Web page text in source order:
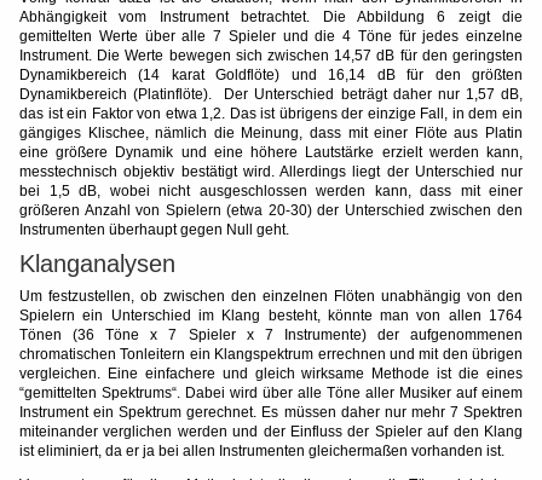
Abhängigkeit vom Instrument betrachtet. Die Abbildung 6 zeigt die
gemittelten Werte über alle 7 Spieler und die 4 Töne für jedes einzelne
Instrument. Die Werte bewegen sich zwischen 14,57 dB für den geringsten
Dynamikbereich (14 karat Goldflöte) und 16,14 dB für den größten
Dynamikbereich (Platinflöte). Der Unterschied beträgt daher nur 1,57 dB,
das ist ein Faktor von etwa 1,2. Das ist übrigens der einzige Fall, in dem ein
gängiges Klischee, nämlich die Meinung, dass mit einer Flöte aus Platin
eine größere Dynamik und eine höhere Lautstärke erzielt werden kann,
messtechnisch objektiv bestätigt wird. Allerdings liegt der Unterschied nur
bei 1,5 dB, wobei nicht ausgeschlossen werden kann, dass mit einer
größeren Anzahl von Spielern (etwa 20-30) der Unterschied zwischen den
Instrumenten überhaupt gegen Null geht.
Klanganalysen
Um festzustellen, ob zwischen den einzelnen Flöten unabhängig von den
Spielern ein Unterschied im Klang besteht, könnte man von allen 1764
Tönen (36 Töne x 7 Spieler x 7 Instrumente) der aufgenommenen
chromatischen Tonleitern ein Klangspektrum errechnen und mit den übrigen
vergleichen. Eine einfachere und gleich wirksame Methode ist die eines
“gemittelten Spektrums“. Dabei wird über alle Töne aller Musiker auf einem
Instrument ein Spektrum gerechnet. Es müssen daher nur mehr 7 Spektren
miteinander verglichen werden und der Einfluss der Spieler auf den Klang
ist eliminiert, da er ja bei allen Instrumenten gleichermaßen vorhanden ist.